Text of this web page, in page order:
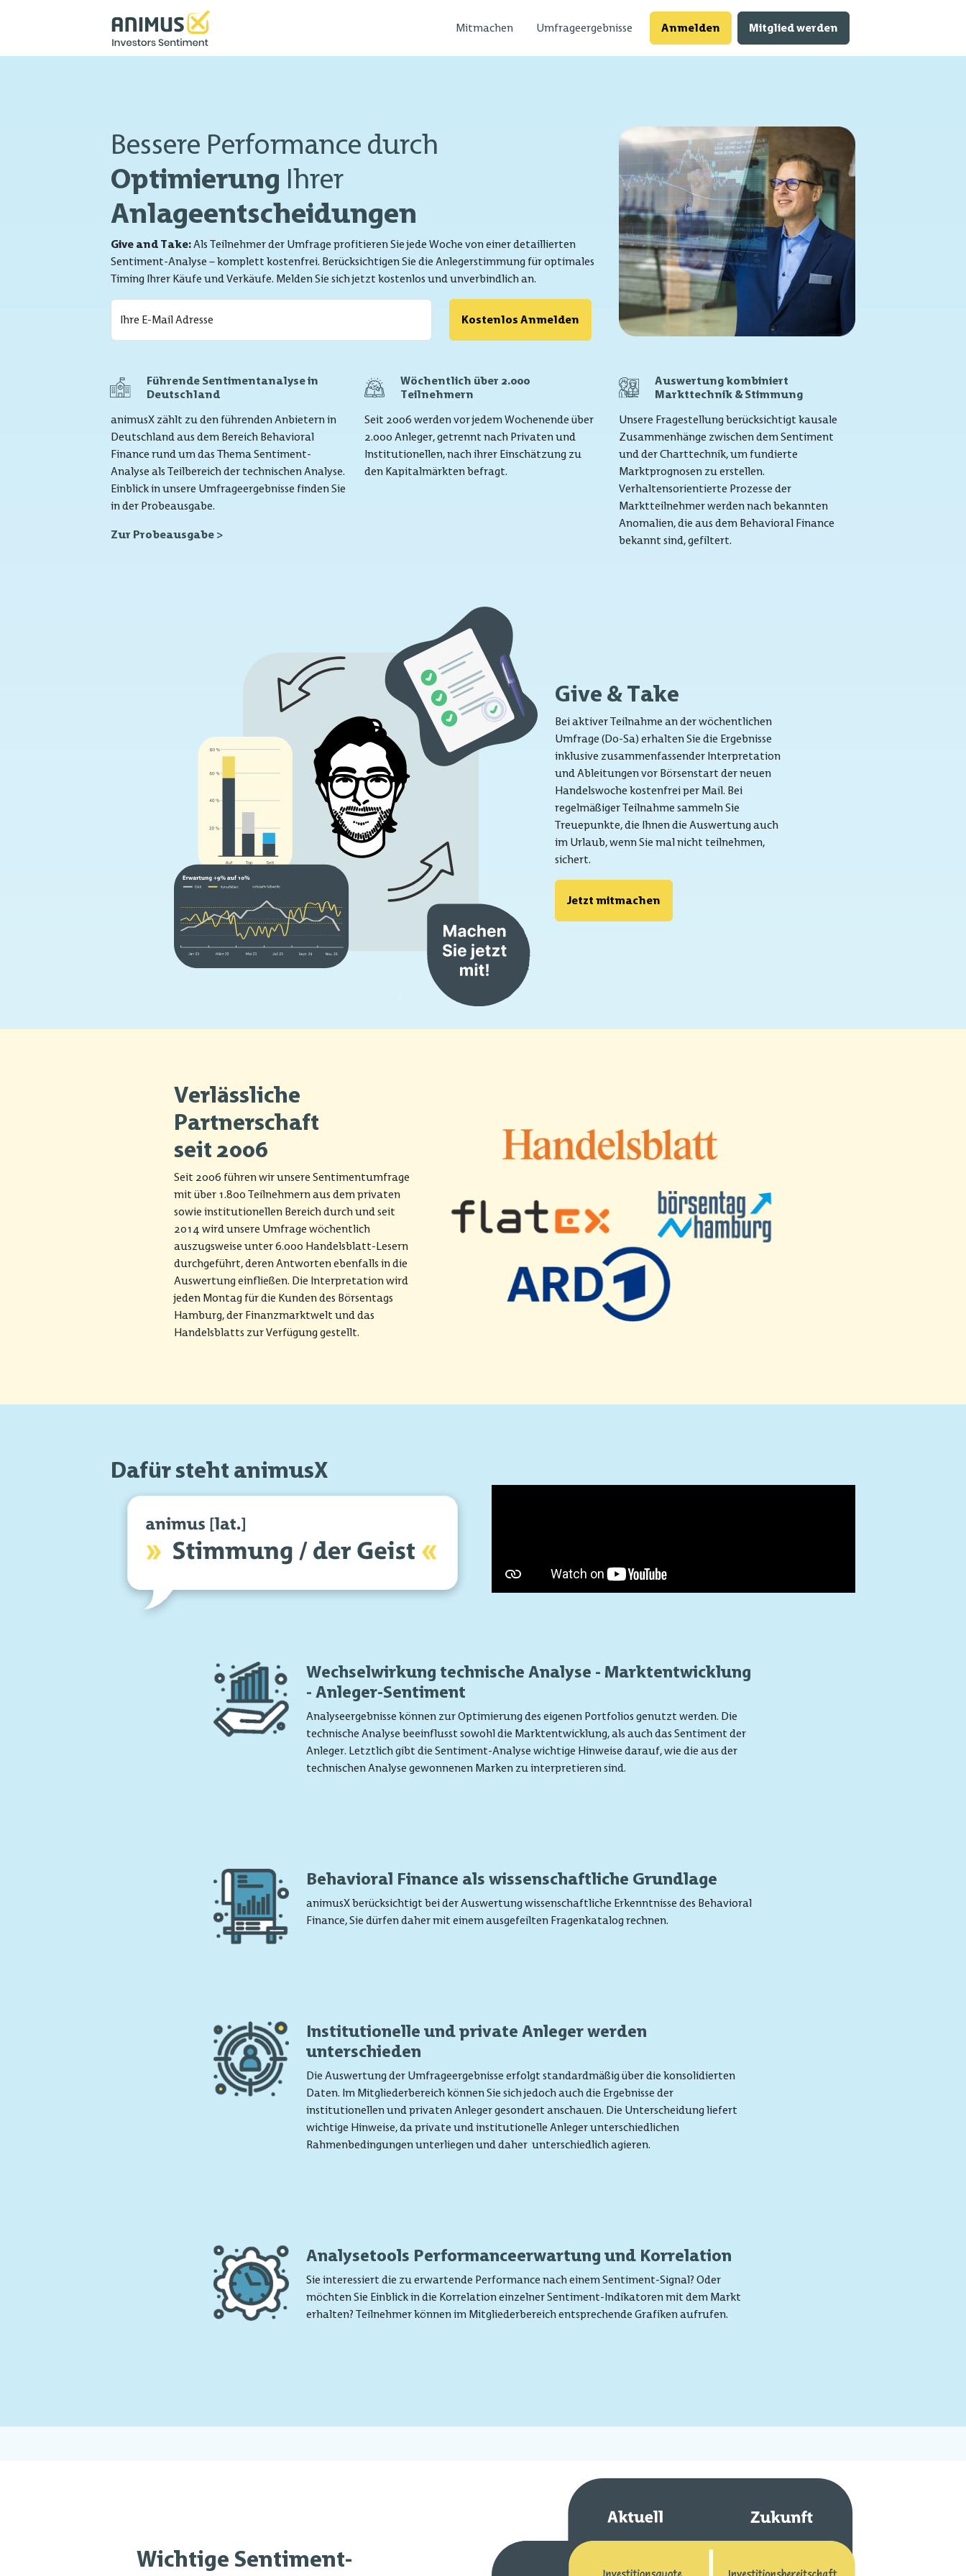
Mitmachen Umfrageergebnisse Anmelden Mitglied werden
Bessere Performance durch
Optimierung Ihrer
Anlageentscheidungen
Give and Take: Als Teilnehmer der Umfrage profitieren Sie jede Woche von einer detaillierten
Sentiment-Analyse – komplett kostenfrei. Berücksichtigen Sie die Anlegerstimmung für optimales
Timing Ihrer Käufe und Verkäufe. Melden Sie sich jetzt kostenlos und unverbindlich an.
Ihre E-Mail Adresse Kostenlos Anmelden
are a
human,
Führende Sentimentanalyse in
Deutschland
animusX zählt zu den führenden Anbietern in
Deutschland aus dem Bereich Behavioral
Finance rund um das Thema Sentiment-
Analyse als Teilbereich der technischen Analyse.
Einblick in unsere Umfrageergebnisse finden Sie
in der Probeausgabe.
Zur Probeausgabe >
Wöchentlich über 2.000
Teilnehmern
Seit 2006 werden vor jedem Wochenende über
2.000 Anleger, getrennt nach Privaten und
Institutionellen, nach ihrer Einschätzung zu
den Kapitalmärkten befragt.
Auswertung kombiniert
Markttechnik & Stimmung
Unsere Fragestellung berücksichtigt kausale
Zusammenhänge zwischen dem Sentiment
und der Charttechnik, um fundierte
Marktprognosen zu erstellen.
Verhaltensorientierte Prozesse der
Marktteilnehmer werden nach bekannten
Anomalien, die aus dem Behavioral Finance
bekannt sind, gefiltert.
Give & Take
Bei aktiver Teilnahme an der wöchentlichen
Umfrage (Do-Sa) erhalten Sie die Ergebnisse
inklusive zusammenfassender Interpretation
und Ableitungen vor Börsenstart der neuen
Handelswoche kostenfrei per Mail. Bei
regelmäßiger Teilnahme sammeln Sie
Treuepunkte, die Ihnen die Auswertung auch
im Urlaub, wenn Sie mal nicht teilnehmen,
sichert.
Jetzt mitmachen
Verlässliche
Partnerschaft
seit 2006
Seit 2006 führen wir unsere Sentimentumfrage
mit über 1.800 Teilnehmern aus dem privaten
sowie institutionellen Bereich durch und seit
2014 wird unsere Umfrage wöchentlich
auszugsweise unter 6.000 Handelsblatt-Lesern
durchgeführt, deren Antworten ebenfalls in die
Auswertung einfließen. Die Interpretation wird
jeden Montag für die Kunden des Börsentags
Hamburg, der Finanzmarktwelt und das
Handelsblatts zur Verfügung gestellt.
Dafür steht animusX
Wechselwirkung technische Analyse - Marktentwicklung
- Anleger-Sentiment
Analyseergebnisse können zur Optimierung des eigenen Portfolios genutzt werden. Die
technische Analyse beeinflusst sowohl die Marktentwicklung, als auch das Sentiment der
Anleger. Letztlich gibt die Sentiment-Analyse wichtige Hinweise darauf, wie die aus der
technischen Analyse gewonnenen Marken zu interpretieren sind.
Behavioral Finance als wissenschaftliche Grundlage
animusX berücksichtigt bei der Auswertung wissenschaftliche Erkenntnisse des Behavioral
Finance, Sie dürfen daher mit einem ausgefeilten Fragenkatalog rechnen.
Institutionelle und private Anleger werden
unterschieden
Die Auswertung der Umfrageergebnisse erfolgt standardmäßig über die konsolidierten
Daten. Im Mitgliederbereich können Sie sich jedoch auch die Ergebnisse der
institutionellen und privaten Anleger gesondert anschauen. Die Unterscheidung liefert
wichtige Hinweise, da private und institutionelle Anleger unterschiedlichen
Rahmenbedingungen unterliegen und daher unterschiedlich agieren.
Analysetools Performanceerwartung und Korrelation
Sie interessiert die zu erwartende Performance nach einem Sentiment-Signal? Oder
möchten Sie Einblick in die Korrelation einzelner Sentiment-Indikatoren mit dem Markt
erhalten? Teilnehmer können im Mitgliederbereich entsprechende Grafiken aufrufen.
Wichtige Sentiment-